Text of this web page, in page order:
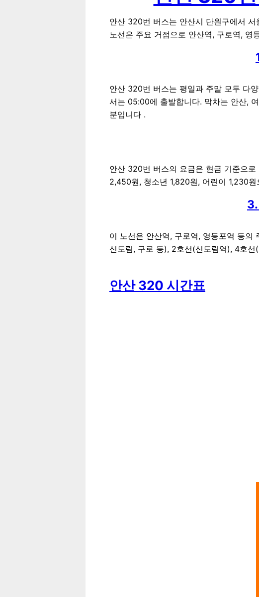
안산 320번 버스는 안산시 단원구에서
노선은 주요 거점으로 안산역, 구로역, 영
안산 320번 버스는 평일과 주말 모두 다
서는 05:00에 출발합니다. 막차는 안산,
분입니다 .
안산 320번 버스의 요금은 현금 기준으
2,450원, 청소년 1,820원, 어린이 1,230
이 노선은 안산역, 구로역, 영등포역 등의
신도림, 구로 등), 2호선(신도림역), 4호
안산 320 시간표